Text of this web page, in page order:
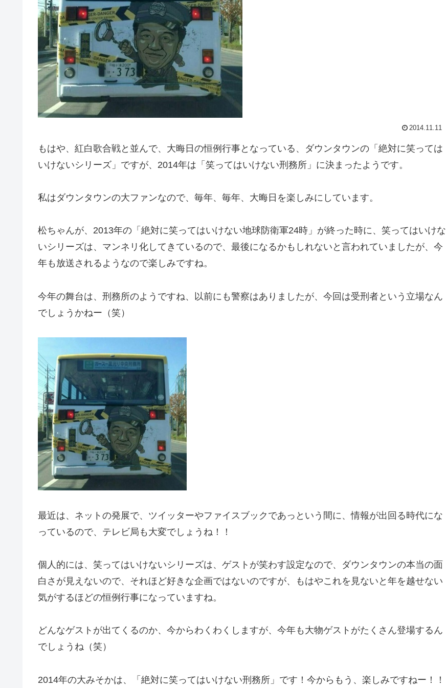
2014.11.11
もはや、紅白歌合戦と並んで、大晦日の恒例行事となっている、ダウンタウンの「絶対に笑っては
いけないシリーズ」ですが、2014年は「笑ってはいけない刑務所」に決まったようです。
私はダウンタウンの大ファンなので、毎年、毎年、大晦日を楽しみにしています。
松ちゃんが、2013年の「絶対に笑ってはいけない地球防衛軍24時」が終った時に、笑ってはいけな
いシリーズは、マンネリ化してきているので、最後になるかもしれないと言われていましたが、今
年も放送されるようなので楽しみですね。
今年の舞台は、刑務所のようですね、以前にも警察はありましたが、今回は受刑者という立場なん
でしょうかねー（笑）
最近は、ネットの発展で、ツイッターやファイスブックであっという間に、情報が出回る時代にな
っているので、テレビ局も大変でしょうね！！
個人的には、笑ってはいけないシリーズは、ゲストが笑わす設定なので、ダウンタウンの本当の面
白さが見えないので、それほど好きな企画ではないのですが、もはやこれを見ないと年を越せない
気がするほどの恒例行事になっていますね。
どんなゲストが出てくるのか、今からわくわくしますが、今年も大物ゲストがたくさん登場するん
でしょうね（笑）
2014年の大みそかは、「絶対に笑ってはいけない刑務所」です！今からもう、楽しみですねー！！